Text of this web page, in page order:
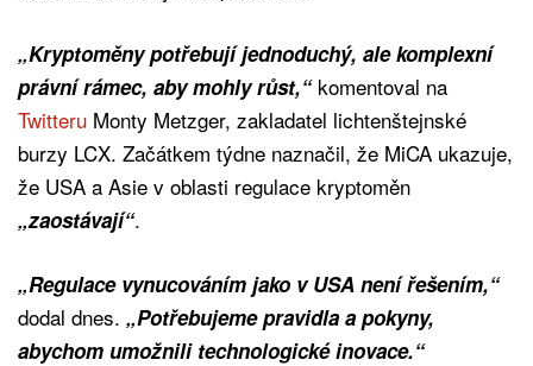
„Kryptoměny potřebují jednoduchý, ale komplexní
právní rámec, aby mohly růst,“ komentoval na
Twitteru Monty Metzger, zakladatel lichtenštejnské
burzy LCX. Začátkem týdne naznačil, že MiCA ukazuje,
že USA a Asie v oblasti regulace kryptoměn
„zaostávají“.
„Regulace vynucováním jako v USA není řešením,“
dodal dnes. „Potřebujeme pravidla a pokyny,
abychom umožnili technologické inovace.“